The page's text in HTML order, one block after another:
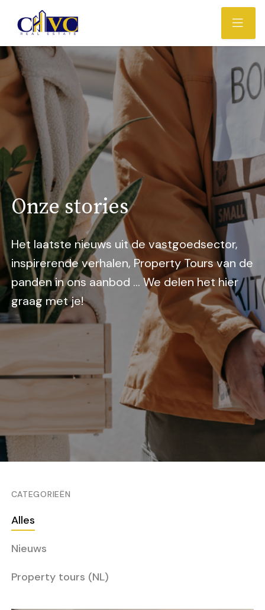
Onze stories
Het laatste nieuws uit de vastgoedsector,
inspirerende verhalen, Property Tours van de
panden in ons aanbod … We delen het hier
graag met je!
CATEGORIEËN
Alles
Nieuws
Property tours (NL)